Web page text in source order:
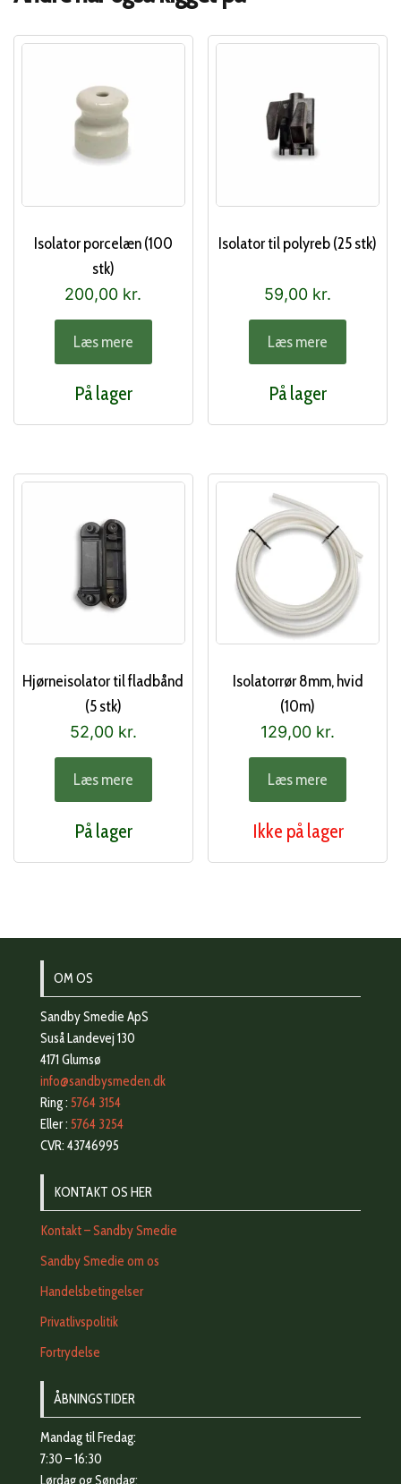
Isolator porcelæn (100
stk)
200,00 kr.
Læs mere
På lager
Isolator til polyreb (25 stk)
59,00 kr.
Læs mere
På lager
Hjørneisolator til fladbånd
(5 stk)
52,00 kr.
Læs mere
På lager
Isolatorrør 8mm, hvid
(10m)
129,00 kr.
Læs mere
Ikke på lager
OM OS
Sandby Smedie ApS
Suså Landevej 130
4171 Glumsø
info@sandbysmeden.dk
Ring : 5764 3154
Eller : 5764 3254
CVR: 43746995
KONTAKT OS HER
Kontakt – Sandby Smedie
Sandby Smedie om os
Handelsbetingelser
Privatlivspolitik
Fortrydelse
ÅBNINGSTIDER
Mandag til Fredag:
7:30 – 16:30
Lørdag og Søndag: